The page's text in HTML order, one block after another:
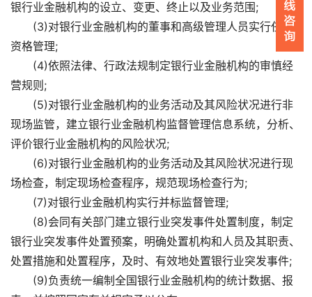
银行业金融机构的设立、变更、终止以及业务范围;
(3)对银行业金融机构的董事和高级管理人员实行任职
资格管理;
(4)依照法律、行政法规制定银行业金融机构的审慎经
营规则;
(5)对银行业金融机构的业务活动及其风险状况进行非
现场监管，建立银行业金融机构监督管理信息系统，分析、
评价银行业金融机构的风险状况;
(6)对银行业金融机构的业务活动及其风险状况进行现
场检查，制定现场检查程序，规范现场检查行为;
(7)对银行业金融机构实行并标监督管理;
(8)会同有关部门建立银行业突发事件处置制度，制定
银行业突发事件处置预案，明确处置机构和人员及其职责、
处置措施和处置程序，及时、有效地处置银行业突发事件;
(9)负责统一编制全国银行业金融机构的统计数据、报